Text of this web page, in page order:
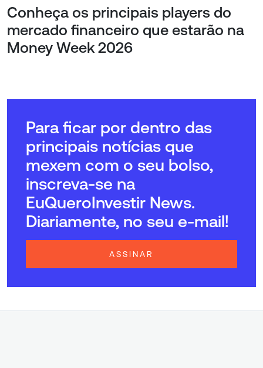
Conheça os principais players do
mercado financeiro que estarão na
Money Week 2026
Para ficar por dentro das
principais notícias que
mexem com o seu bolso,
inscreva-se na
EuQueroInvestir News.
Diariamente, no seu e-mail!
ASSINAR